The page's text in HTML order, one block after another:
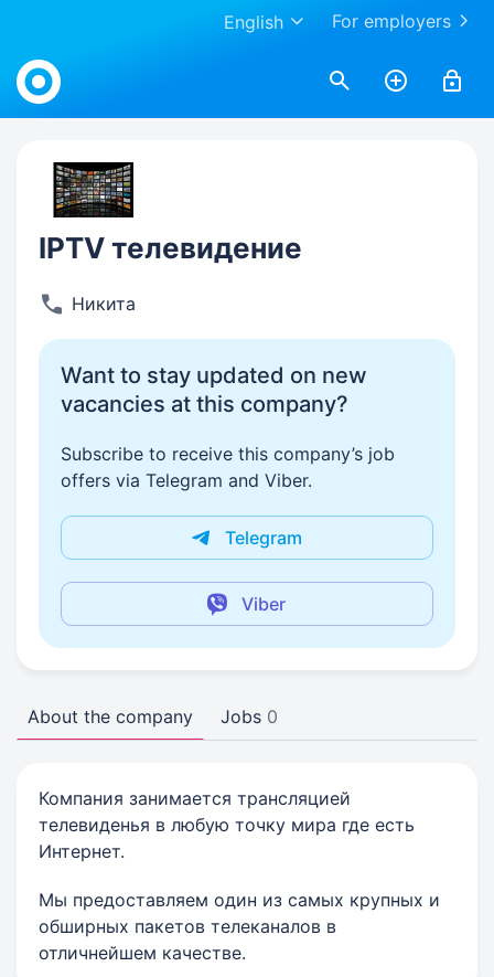
For employers
English
Work.ua
IPTV телевидение
Никита
Want to stay updated on new
vacancies at this company?
Subscribe to receive this company’s job
offers via Telegram and Viber.
Telegram
Viber
About the company Jobs 0
Компания занимается трансляцией
телевиденья в любую точку мира где есть
Интернет.
Мы предоставляем один из самых крупных и
обширных пакетов телеканалов в
отличнейшем качестве.